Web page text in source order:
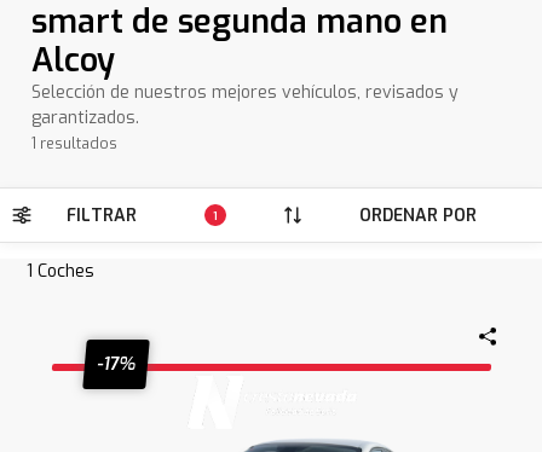
smart de segunda mano en
Alcoy
Selección de nuestros mejores vehículos, revisados y
garantizados.
1 resultados
FILTRAR 1 ORDENAR POR
1 Coches
-17%